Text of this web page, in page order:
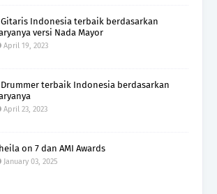
Indonesia terbaik berdasarkan
versi Nada Mayor
April 19, 2023
terbaik Indonesia berdasarkan
April 23, 2023
on 7 dan AMI Awards
January 03, 2025